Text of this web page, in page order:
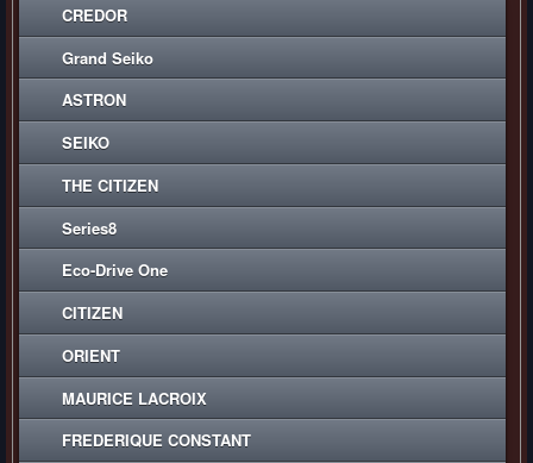
CREDOR
Grand Seiko
ASTRON
SEIKO
THE CITIZEN
Series8
Eco-Drive One
CITIZEN
ORIENT
MAURICE LACROIX
FREDERIQUE CONSTANT